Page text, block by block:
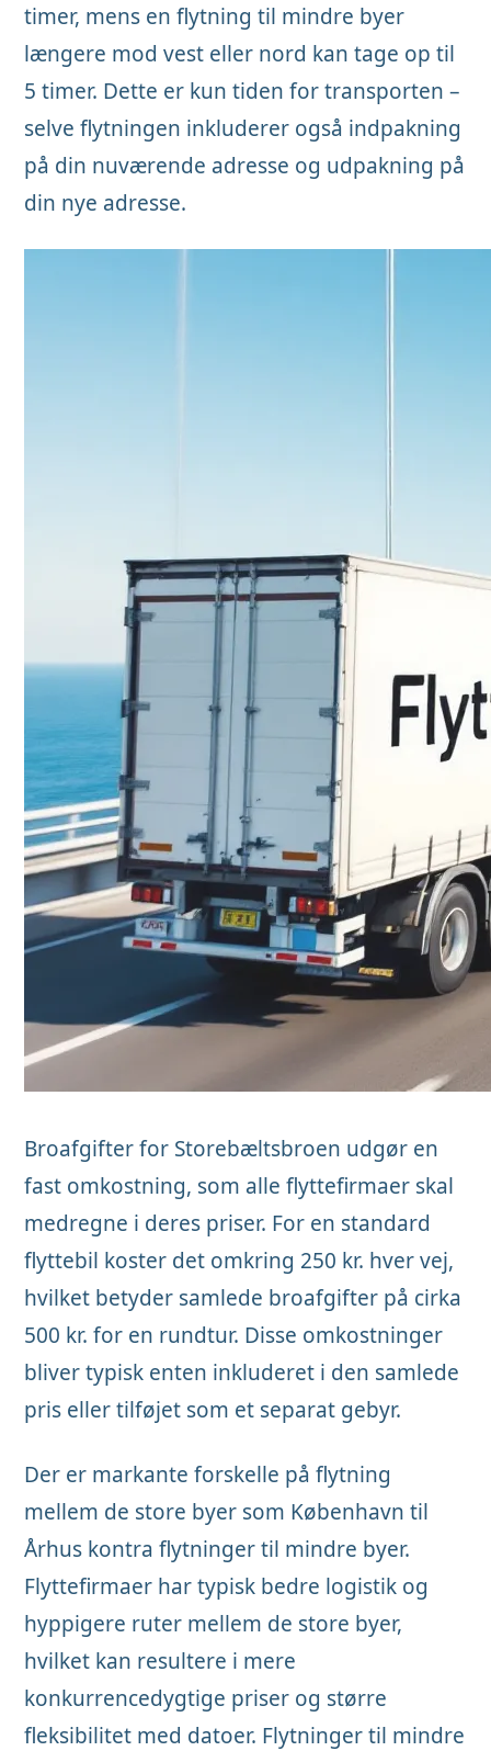
timer, mens en flytning til mindre byer
længere mod vest eller nord kan tage op til
5 timer. Dette er kun tiden for transporten –
selve flytningen inkluderer også indpakning
på din nuværende adresse og udpakning på
din nye adresse.
Broafgifter for Storebæltsbroen udgør en
fast omkostning, som alle flyttefirmaer skal
medregne i deres priser. For en standard
flyttebil koster det omkring 250 kr. hver vej,
hvilket betyder samlede broafgifter på cirka
500 kr. for en rundtur. Disse omkostninger
bliver typisk enten inkluderet i den samlede
pris eller tilføjet som et separat gebyr.
Der er markante forskelle på flytning
mellem de store byer som København til
Århus kontra flytninger til mindre byer.
Flyttefirmaer har typisk bedre logistik og
hyppigere ruter mellem de store byer,
hvilket kan resultere i mere
konkurrencedygtige priser og større
fleksibilitet med datoer. Flytninger til mindre